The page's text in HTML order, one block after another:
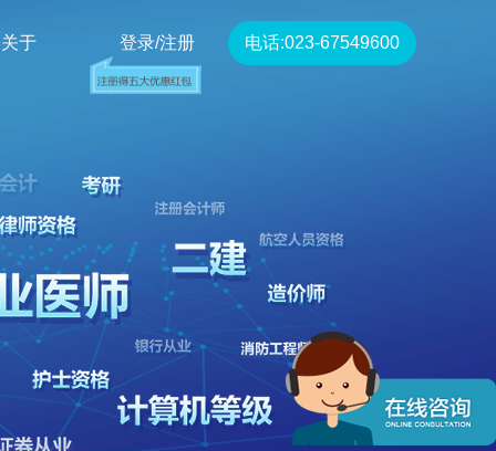
关于 登录/注册 电话:023-67549600